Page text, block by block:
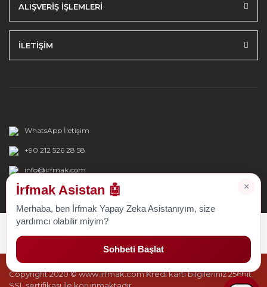
ALIŞVERİŞ İŞLEMLERİ
İLETİŞİM
WhatsApp İletişim
+90 212 526 28 58
info@irfmak.com
Copyright 2020 © www.irfmak.com Kredi kartı bilgileriniz 256bit
×
İrfmak Asistan 🤖
Merhaba, ben İrfmak Yapay Zeka Asistanıyım, size
yardımcı olabilir miyim?
Sohbeti Başlat